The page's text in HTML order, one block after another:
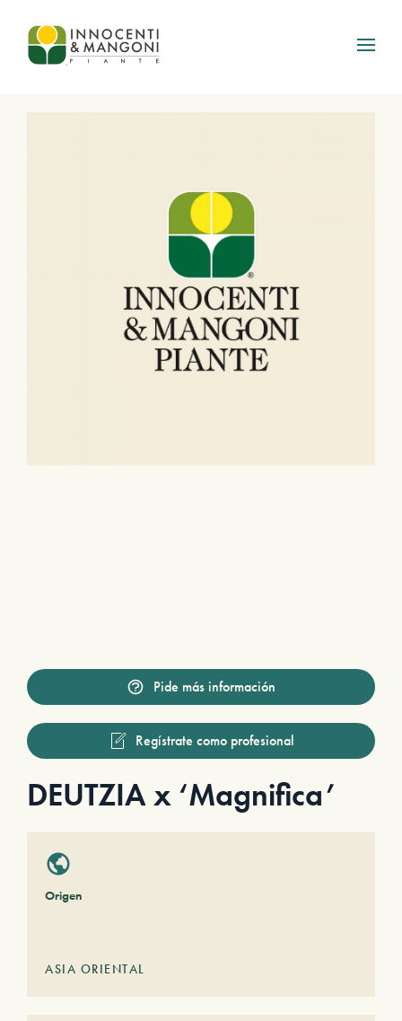
Skip to main content
Pide más información
Regístrate como profesional
DEUTZIA x ‘Magnifica’
Origen
ASIA ORIENTAL